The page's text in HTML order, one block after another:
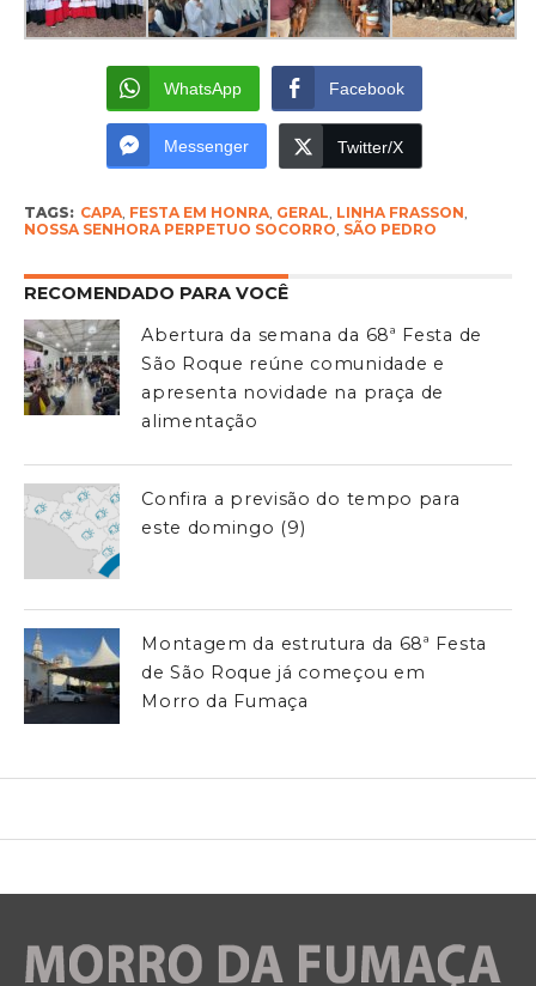
WhatsApp Facebook
Messenger Twitter/X
TAGS: CAPA, FESTA EM HONRA, GERAL, LINHA FRASSON,
NOSSA SENHORA PERPETUO SOCORRO, SÃO PEDRO
RECOMENDADO PARA VOCÊ
Abertura da semana da 68ª Festa de
São Roque reúne comunidade e
apresenta novidade na praça de
alimentação
Confira a previsão do tempo para
este domingo (9)
Montagem da estrutura da 68ª Festa
de São Roque já começou em
Morro da Fumaça